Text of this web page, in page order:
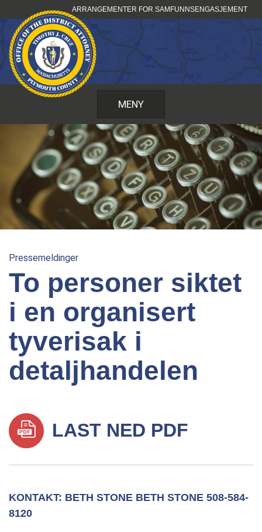
til
innhold
ARRANGEMENTER FOR SAMFUNNSENGASJEMENT
MENY
Pressemeldinger
To personer siktet
i en organisert
tyverisak i
detaljhandelen
LAST NED PDF
KONTAKT: BETH STONE BETH STONE 508-584-
8120